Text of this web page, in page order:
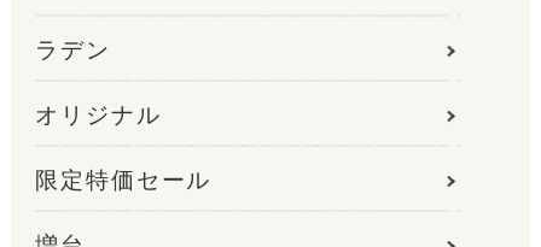
ラデン
オリジナル
限定特価セール